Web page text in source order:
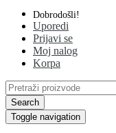
Dobrodošli!
Uporedi
Prijavi se
Moj nalog
Korpa
Search
Toggle navigation